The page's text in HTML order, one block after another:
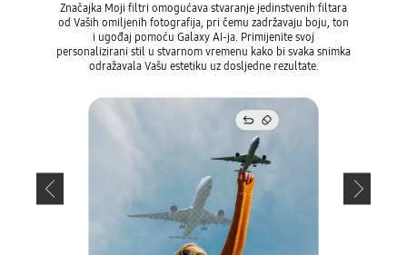
od Vaših omiljenih fotografija, pri čemu zadržavaju boju, ton
i ugođaj pomoću Galaxy AI-ja. Primijenite svoj
personalizirani stil u stvarnom vremenu kako bi svaka snimka
odražavala Vašu estetiku uz dosljedne rezultate.